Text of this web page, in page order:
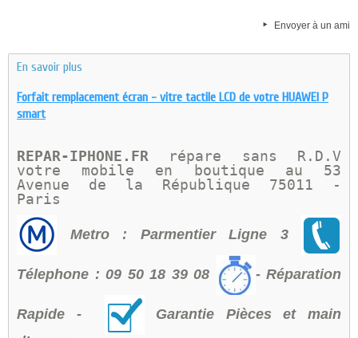
Envoyer à un ami
En savoir plus
Forfait remplacement écran - vitre tactile LCD de votre HUAWEI P
smart
REPAR-IPHONE.FR
répare sans R.D.V
votre mobile en boutique au 53
Avenue de la République 75011 -
Paris
Metro : Parmentier Ligne 3
Télephone : 09 50 18 39 08 - Réparation
Rapide -
Garantie Pièces et main